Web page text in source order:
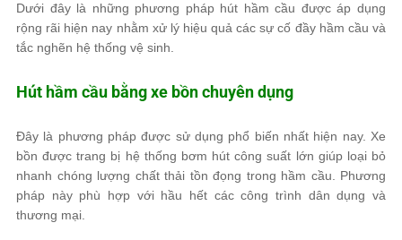
Dưới đây là những phương pháp hút hầm cầu được áp dụng
rộng rãi hiện nay nhằm xử lý hiệu quả các sự cố đầy hầm cầu và
tắc nghẽn hệ thống vệ sinh.
Hút hầm cầu bằng xe bồn chuyên dụng
Đây là phương pháp được sử dụng phổ biến nhất hiện nay. Xe
bồn được trang bị hệ thống bơm hút công suất lớn giúp loại bỏ
nhanh chóng lượng chất thải tồn đọng trong hầm cầu. Phương
pháp này phù hợp với hầu hết các công trình dân dụng và
thương mại.